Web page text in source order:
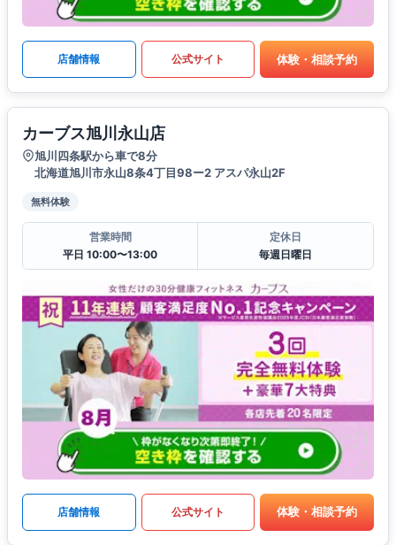
店舗情報 公式サイト 体験・相談予約
カーブス旭川永山店
旭川四条駅から車で8分
北海道旭川市永山8条4丁目98ー2 アスパ永山2F
無料体験
営業時間
平日 10:00〜13:00
定休日
毎週日曜日
店舗情報 公式サイト 体験・相談予約